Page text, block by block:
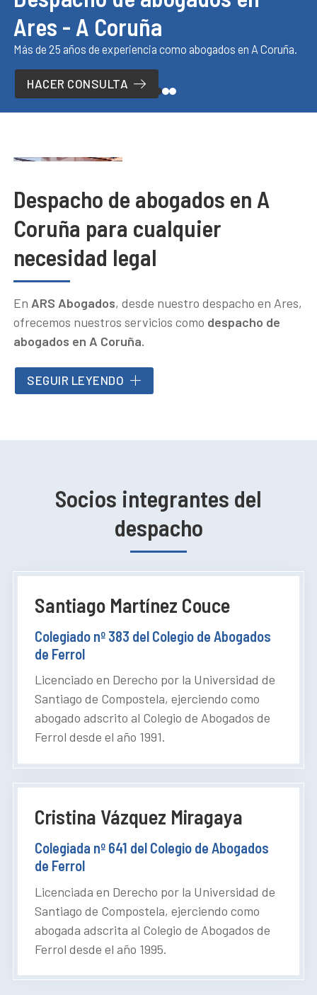
OTRAS ESPECIALIDADES
CONTACTO
¿Necesita ayuda?
Ares - A Coruña
Más de 25 años de experiencia como abogados en A Coruña.
HACER CONSULTA
Despacho de abogados en A
Coruña para cualquier
necesidad legal
En ARS Abogados, desde nuestro despacho en Ares,
ofrecemos nuestros servicios como despacho de
abogados en A Coruña.
Contamos con un equipo de abogados especializado
en diferentesramasdel derecho que le ofrecerán un
SEGUIR LEYENDO
Socios integrantes del
despacho
Santiago Martínez Couce
Colegiado nº 383 del Colegio de Abogados
de Ferrol
Licenciado en Derecho por la Universidad de
Santiago de Compostela, ejerciendo como
abogado adscrito al Colegio de Abogados de
Ferrol desde el año 1991.
Cristina Vázquez Miragaya
Colegiada nº 641 del Colegio de Abogados
de Ferrol
Licenciada en Derecho por la Universidad de
Santiago de Compostela, ejerciendo como
abogada adscrita al Colegio de Abogados de
Ferrol desde el año 1995.